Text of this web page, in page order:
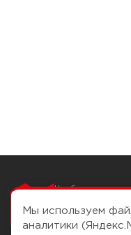
Чтобы вам легко
Мы используем
аналитики